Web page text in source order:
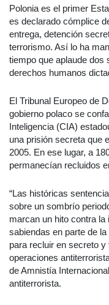
Polonia es el primer
es declarado cómplice
entrega, detención
terrorismo. Así lo ha
tiempo que aplaude dos
derechos humanos
El Tribunal Europeo de
gobierno polaco se
Inteligencia (CIA)
una prisión secreta que
2005. En ese lugar, a
permanecían recluidos
“Las históricas
sobre un sombrío
marcan un hito contra
sabiendas en parte de la
para recluir en secreto
operaciones
de Amnistía
antiterrorista.